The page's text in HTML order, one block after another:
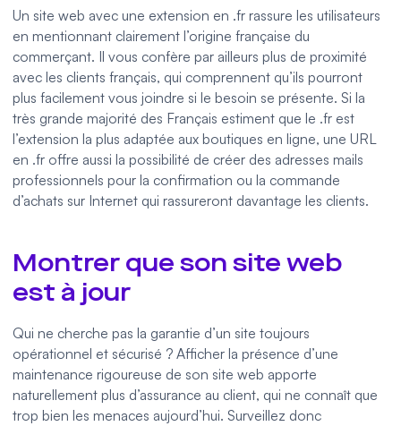
Un site web avec une extension en .fr rassure les utilisateurs
en mentionnant clairement l’origine française du
commerçant. Il vous confère par ailleurs plus de proximité
avec les clients français, qui comprennent qu’ils pourront
plus facilement vous joindre si le besoin se présente. Si la
très grande majorité des Français estiment que le .fr est
l’extension la plus adaptée aux boutiques en ligne, une URL
en .fr offre aussi la possibilité de créer des adresses mails
professionnels pour la confirmation ou la commande
d’achats sur Internet qui rassureront davantage les clients.
Montrer que son site web
est à jour
Qui ne cherche pas la garantie d’un site toujours
opérationnel et sécurisé ? Afficher la présence d’une
maintenance rigoureuse de son site web apporte
naturellement plus d’assurance au client, qui ne connaît que
trop bien les menaces aujourd’hui. Surveillez donc